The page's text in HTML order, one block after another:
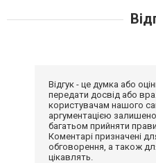
Відгук - це думка або
передати досвід або
користувачам нашого
аргументацією
багатьом прийняти
Коментарі призначені
обговорення, а також
цікавлять.